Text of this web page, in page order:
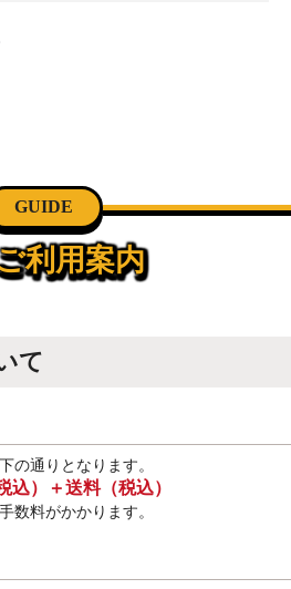
GUIDE
利用案内
て
の通りとなります。
込）＋送料（税込）
数料がかかります。